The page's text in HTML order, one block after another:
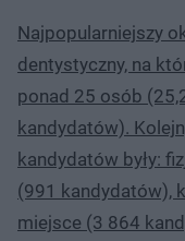
Najpopularniejszy
dentystyczny, na
ponad 25 osób
kandydatów).
kandydatów były:
(991 kandydatów),
miejsce (3 864